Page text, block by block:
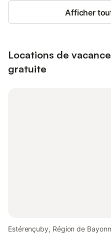
Afficher
Locations de
gratuite
Estérençuby, Région de